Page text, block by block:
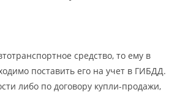
средство, то ему в
поставить его на учет в ГИБДД.
либо по договору купли-продажи,